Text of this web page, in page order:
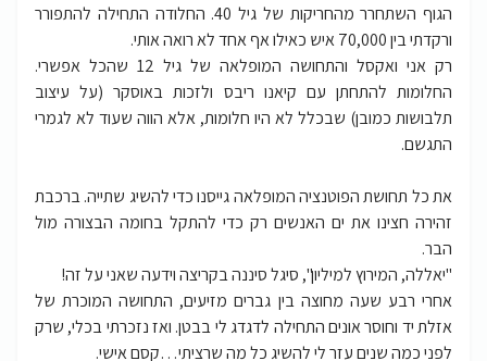
הגוף השתחרר מהחריקות של גיל 40. החלודה התחילה להתפורר
ורקדתי בין 70,000 איש כאילו אף אחד לא רואה אותי.
רק אני ואקסל והתחושה המופלאה של גיל 12 שהכל אפשרי.
החלומות להתחתן עם קיאנו ריבס ולזכות באוסקר (על עיצוב
תלבושות כמובן) שבכלל לא היו חלומות, אלא הווה שעוד לא לגמרי
התגשם.
את כל תחושת הפוטנציה המופלאה גייסנו כדי להשיג שתייה. ברכבת
זהירה חצינו את ים האנשים רק כדי להתקל בחומה הבצורה מול
הבר.
"יאללה, המירוץ למיליון", סיגל סיננה בקריצה וידעה שאני על זה!
אחרי רבע שעה מחוצה בין גברים מזיעים, התחושה המוכרת של
אזלת יד וחוסר אונים התחילה לדגדג לי בבטן. ואז נזכרתי בכלי, שרק
לפני כמה שנים עזר לי להשיג כל מה שרציתי…קסם אישי.